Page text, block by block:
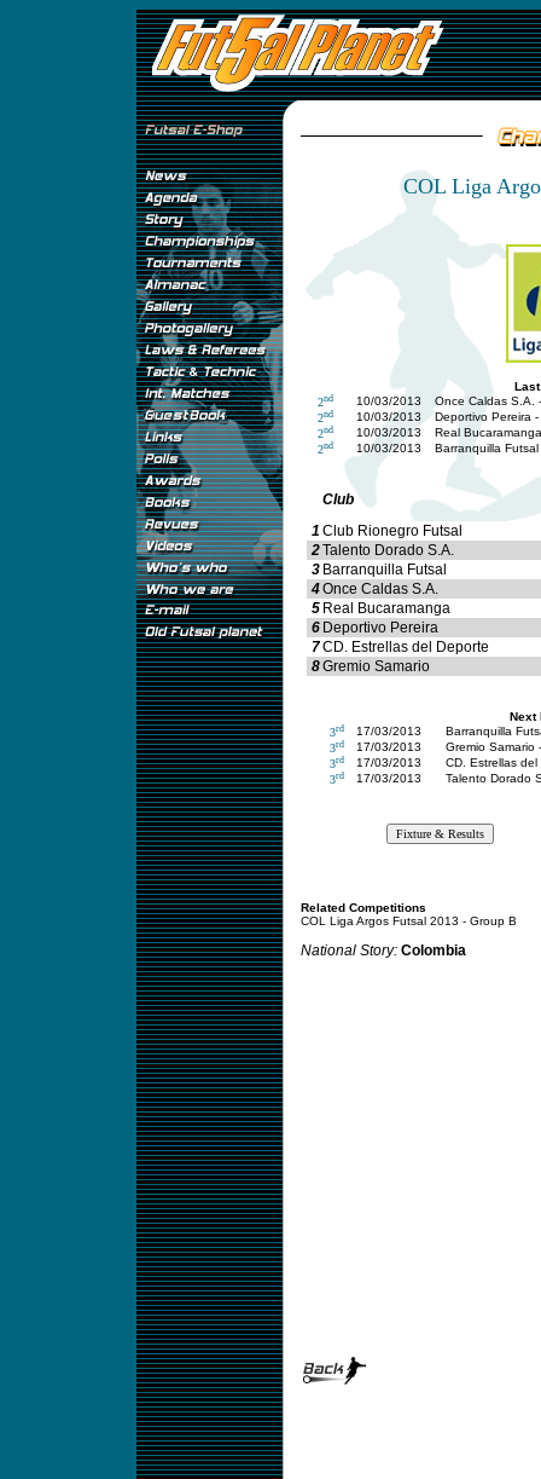
COL Liga
2nd 10/03/2013
Once Caldas S.A.
2nd 10/03/2013
Deportivo Pereira
2nd 10/03/2013
Real
2nd 10/03/2013 Barranquilla
Club
1 Club Rionegro Futsal
2Talento Dorado S.A.
3 Barranquilla Futsal
4Once Caldas S.A.
5 Real Bucaramanga
6 Deportivo Pereira
7CD. Estrellas del Deporte
8Gremio Samario
Next
3rd 17/03/2013
Barranquilla
3rd 17/03/2013
Gremio Samario
3rd 17/03/2013
CD. Estrellas
3rd 17/03/2013 Talento Dorado
Related Competitions
COL Liga Argos Futsal 2013 - Group B
National Story: Colombia